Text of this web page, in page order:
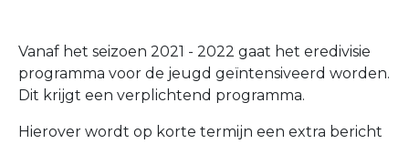
Vanaf het seizoen 2021 - 2022 gaat het eredivisie
programma voor de jeugd geïntensiveerd worden.
Dit krijgt een verplichtend programma.
Hierover wordt op korte termijn een extra bericht